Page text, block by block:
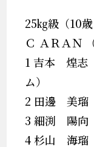
25㎏級（10
Ｃ ＡＲＡＮ
1 吉本 煌志
ム）
2 田邊 美瑠
3 細渕 陽向
4 杉山 海瑠